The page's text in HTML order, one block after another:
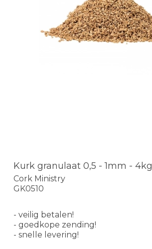
Kurk granulaat 0,5 - 1mm - 4kg
Cork Ministry
GK0510
- veilig betalen!
- goedkope zending!
- snelle levering!